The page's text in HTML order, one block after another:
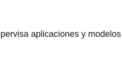
aplicaciones y modelos